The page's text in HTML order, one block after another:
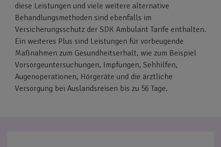
diese Leistungen und viele weitere alternative
Behandlungsmethoden sind ebenfalls im
Versicherungsschutz der SDK Ambulant Tarife enthalten.
Ein weiteres Plus sind Leistungen für vorbeugende
Maßnahmen zum Gesundheitserhalt, wie zum Beispiel
Vorsorgeuntersuchungen, Impfungen, Sehhilfen,
Augenoperationen, Hörgeräte und die ärztliche
Versorgung bei Auslandsreisen bis zu 56 Tage.